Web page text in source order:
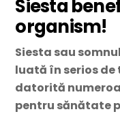
Siesta
organism!
Siesta sau
luată în serios
datorită
pentru sănătate